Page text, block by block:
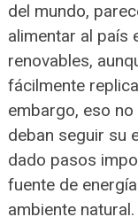
del mundo,
alimentar al país
renovables,
fácilmente
embargo, eso
deban seguir su
dado pasos
fuente de
ambiente natural.